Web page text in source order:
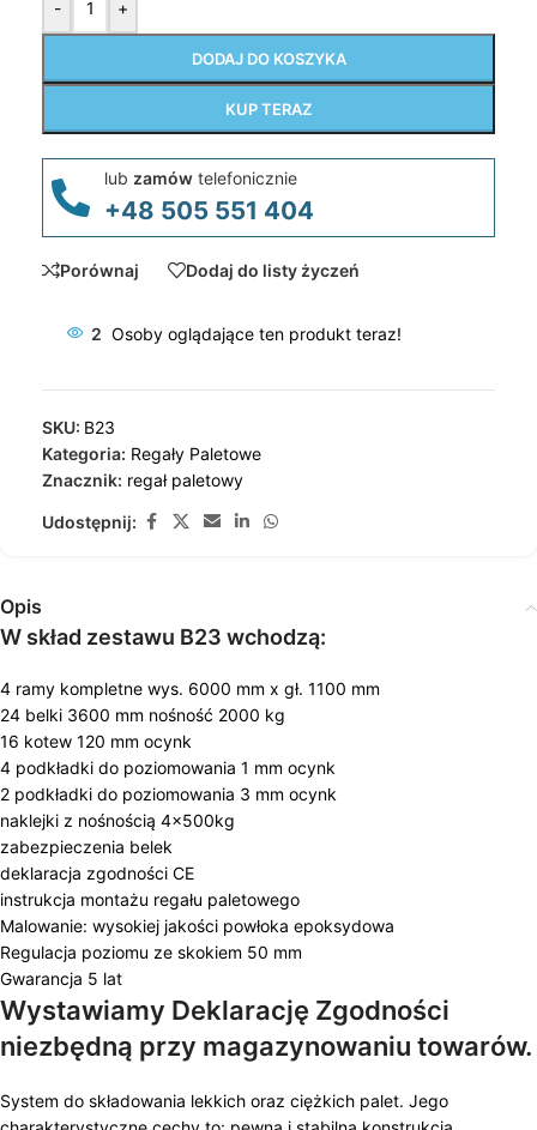
- +
DODAJ DO KOSZYKA
KUP TERAZ
lub zamów telefonicznie
+48 505 551 404
Porównaj Dodaj do listy życzeń
2 Osoby oglądające ten produkt teraz!
SKU: B23
Kategoria: Regały Paletowe
Znacznik: regał paletowy
Udostępnij:
Opis
W skład zestawu B23 wchodzą:
4 ramy kompletne wys. 6000 mm x gł. 1100 mm
24 belki 3600 mm nośność 2000 kg
16 kotew 120 mm ocynk
4 podkładki do poziomowania 1 mm ocynk
2 podkładki do poziomowania 3 mm ocynk
naklejki z nośnością 4x500kg
zabezpieczenia belek
deklaracja zgodności CE
instrukcja montażu regału paletowego
Malowanie: wysokiej jakości powłoka epoksydowa
Regulacja poziomu ze skokiem 50 mm
Gwarancja 5 lat
Wystawiamy Deklarację Zgodności
niezbędną przy magazynowaniu towarów.
System do składowania lekkich oraz ciężkich palet. Jego